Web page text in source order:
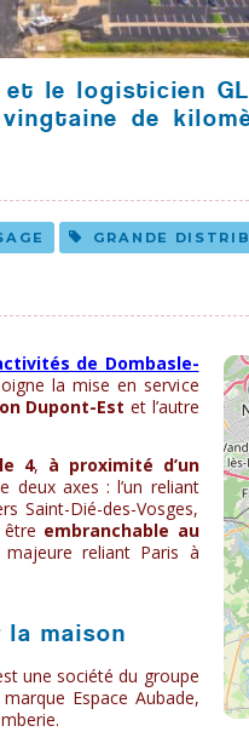
le logisticien
de
GRANDE
de Dombasle-
la mise en service
Dupont-Est et l’autre
4, à proximité d’un
axes : l’un reliant
Saint-Dié-des-Vosges,
embranchable au
reliant Paris à
la maison
une société du groupe
Espace Aubade,